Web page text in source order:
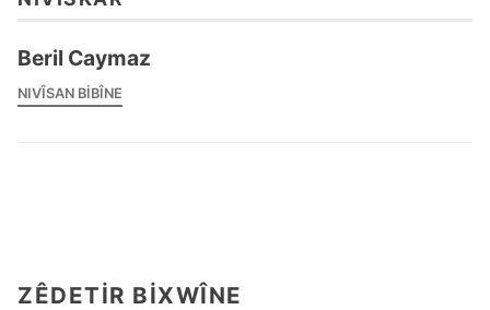
Beril Caymaz
NIVÎSAN BIBÎNE
ZÊDETIR BIXWÎNE